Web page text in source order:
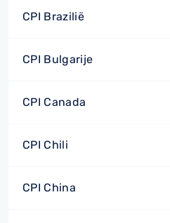
CPI Brazilië
CPI Bulgarije
CPI Canada
CPI Chili
CPI China